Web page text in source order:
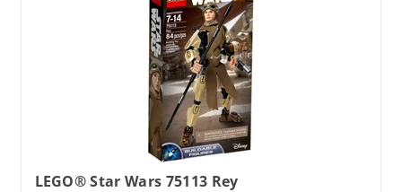
LEGO® Star Wars 75113 Rey